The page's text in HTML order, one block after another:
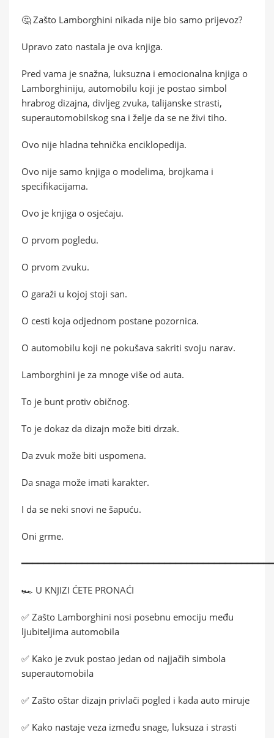
🤔 Zašto Lamborghini nikada nije bio samo prijevoz?
Upravo zato nastala je ova knjiga.
Pred vama je snažna, luksuzna i emocionalna knjiga o
Lamborghiniju, automobilu koji je postao simbol
hrabrog dizajna, divljeg zvuka, talijanske strasti,
superautomobilskog sna i želje da se ne živi tiho.
Ovo nije hladna tehnička enciklopedija.
Ovo nije samo knjiga o modelima, brojkama i
specifikacijama.
Ovo je knjiga o osjećaju.
O prvom pogledu.
O prvom zvuku.
O garaži u kojoj stoji san.
O cesti koja odjednom postane pozornica.
O automobilu koji ne pokušava sakriti svoju narav.
Lamborghini je za mnoge više od auta.
To je bunt protiv običnog.
To je dokaz da dizajn može biti drzak.
Da zvuk može biti uspomena.
Da snaga može imati karakter.
I da se neki snovi ne šapuću.
Oni grme.
🏎️ U KNJIZI ĆETE PRONAĆI
✅ Zašto Lamborghini nosi posebnu emociju među
ljubiteljima automobila
✅ Kako je zvuk postao jedan od najjačih simbola
superautomobila
✅ Zašto oštar dizajn privlači pogled i kada auto miruje
✅ Kako nastaje veza između snage, luksuza i strasti